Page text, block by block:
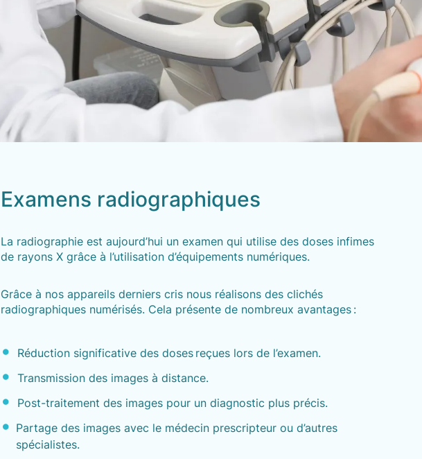
Examens radiographiques
La radiographie est aujourd’hui un examen qui utilise des doses infimes
de rayons X grâce à l’utilisation d’équipements numériques.
Grâce à nos appareils derniers cris nous réalisons des clichés
radiographiques numérisés. Cela présente de nombreux avantages :
Réduction significative des doses reçues lors de l’examen.
Transmission des images à distance.
Post-traitement des images pour un diagnostic plus précis.
Partage des images avec le médecin prescripteur ou d’autres
spécialistes.